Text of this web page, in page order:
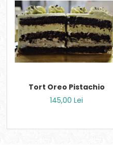
Tort Oreo Pistachio
145,00 Lei